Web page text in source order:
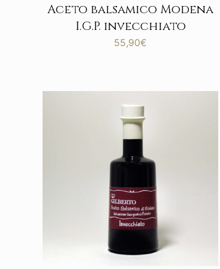
Aceto balsamico Modena
I.G.P. invecchiato
55,90€